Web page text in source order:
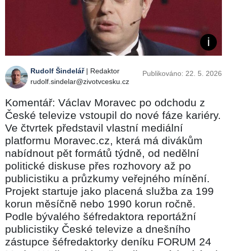
Rudolf Šindelář| Redaktor
rudolf.sindelar@zivotvcesku.cz
Publikováno: 22. 5. 2026
Komentář: Václav Moravec po odchodu z
České televize vstoupil do nové fáze kariéry.
Ve čtvrtek představil vlastní mediální
platformu Moravec.cz, která má divákům
nabídnout pět formátů týdně, od nedělní
politické diskuse přes rozhovory až po
publicistiku a průzkumy veřejného mínění.
Projekt startuje jako placená služba za 199
korun měsíčně nebo 1990 korun ročně.
Podle bývalého šéfredaktora reportážní
publicistiky České televize a dnešního
zástupce šéfredaktorky deníku FORUM 24